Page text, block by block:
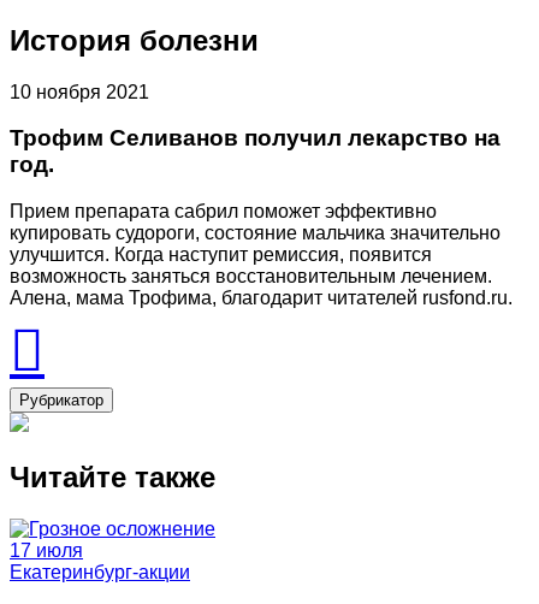
История болезни
10 ноября 2021
Трофим Селиванов получил лекарство на
год.
Прием препарата сабрил поможет эффективно
купировать судороги, состояние мальчика значительно
улучшится. Когда наступит ремиссия, появится
возможность заняться восстановительным лечением.
Алена, мама Трофима, благодарит читателей rusfond.ru.
Рубрикатор
Читайте также
17 июля
Екатеринбург-акции